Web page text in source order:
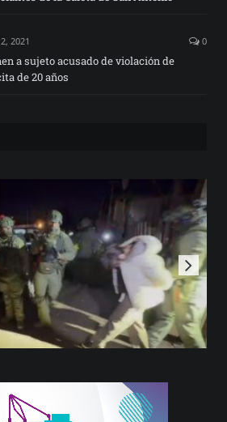
2021 0
a sujeto acusado de violación de
de 20 años